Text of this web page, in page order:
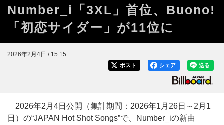
Number_i「3XL」首位、Buono!
「初恋サイダー」が11位に
2026年2月4日 / 15:15
送る
シェア
ポスト
2026年2月4日公開（集計期間：2026年1月26日～2月1
日）の“JAPAN Hot Shot Songs”で、Number_iの新曲